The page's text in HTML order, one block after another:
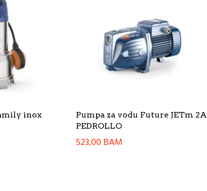
inox
Pumpa za vodu Future JETm 2A
PEDROLLO
523,00BAM